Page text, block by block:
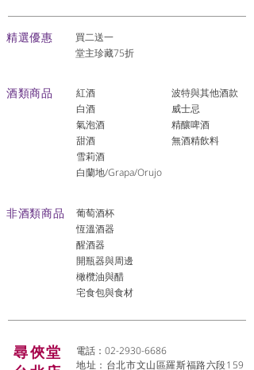
​精選優惠
買二送一
堂主珍藏75折
酒類商品
紅酒
白酒
氣泡酒
​甜酒
雪莉酒
白蘭地/Grapa/Orujo
波特與其他酒款
威士忌
精釀啤酒
​無酒精飲料
非酒類商品
葡萄酒杯
恆溫酒器
醒酒器
開瓶器與周邊
橄欖油與醋
宅食包與食材
尋俠堂
電話：02-2930-6686
地址：台北市文山區羅斯福路六段159